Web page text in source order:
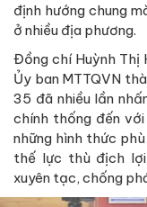
định hướng chung
ở nhiều địa phương.
Đồng chí Huỳnh Thị
Ủy ban MTTQVN
35 đã nhiều lần
chính thống đến
những hình thức
thế lực thù địch
xuyên tạc, chống